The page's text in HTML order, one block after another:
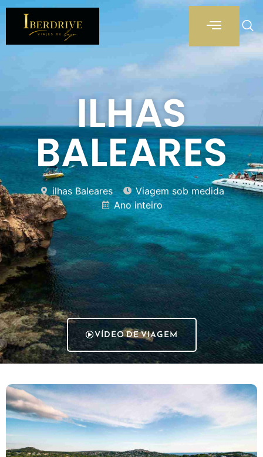
ILHAS
BALEARES
ilhas Baleares
Viagem sob medida
Ano inteiro
VÍDEO DE VIAGEM